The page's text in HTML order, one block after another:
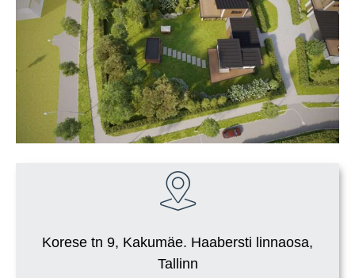
Korese tn 9, Kakumäe. Haabersti linnaosa,
Tallinn